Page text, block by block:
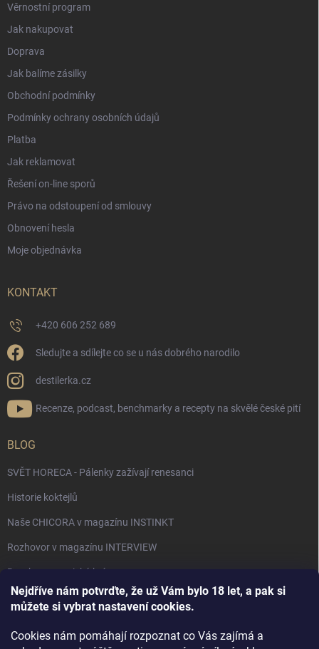
Nejdříve nám potvrďte, že už Vám bylo 18 let, a pak si
můžete si vybrat nastavení cookies.
Cookies nám pomáhají rozpoznat co Vás zajímá a
Věrnostní program
Jak nakupovat
Doprava
Jak balíme zásilky
Obchodní podmínky
Podmínky ochrany osobních údajů
Platba
Jak reklamovat
Řešení on-line sporů
Právo na odstoupení od smlouvy
Obnovení hesla
Moje objednávka
KONTAKT
+420 606 252 689
Sledujte a sdílejte co se u nás dobrého narodilo
destilerka.cz
Recenze, podcast, benchmarky a recepty na skvělé české pití
BLOG
SVĚT HORECA - Pálenky zažívají renesanci
Historie koktejlů
Naše CHICORA v magazínu INSTINKT
Rozhovor v magazínu INTERVIEW
Bourbon, americká krása.
Napsali v TÝDNU o naší práci